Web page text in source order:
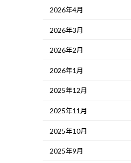
2026年4月
2026年3月
2026年2月
2026年1月
2025年12月
2025年11月
2025年10月
2025年9月